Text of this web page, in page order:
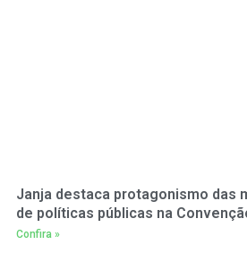
Janja destaca protagonismo das
de políticas públicas na
Confira »